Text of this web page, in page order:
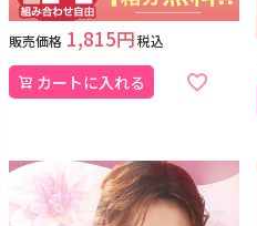
販売価格 1,815 税込
カートに入れる